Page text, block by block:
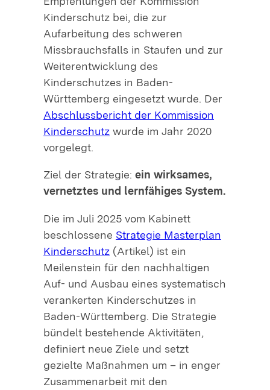
Kinderschutz bei, die zur
Aufarbeitung des schweren
Missbrauchsfalls in Staufen und zur
Weiterentwicklung des
Kinderschutzes in Baden-
Württemberg eingesetzt wurde. Der
Abschlussbericht der Kommission
Kinderschutz wurde im Jahr 2020
vorgelegt.
Ziel der Strategie: ein wirksames,
vernetztes und lernfähiges System.
Die im Juli 2025 vom Kabinett
beschlossene Strategie Masterplan
Kinderschutz (Artikel) ist ein
Meilenstein für den nachhaltigen
Auf- und Ausbau eines systematisch
verankerten Kinderschutzes in
Baden-Württemberg. Die Strategie
bündelt bestehende Aktivitäten,
definiert neue Ziele und setzt
gezielte Maßnahmen um – in enger
Zusammenarbeit mit den